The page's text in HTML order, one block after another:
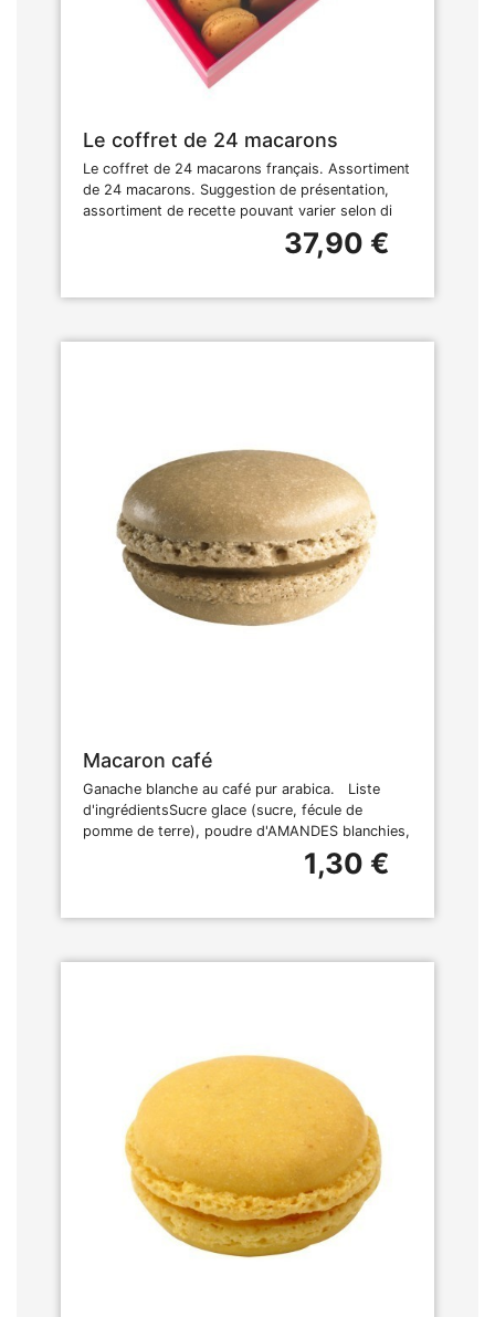
Le coffret de 24 macarons
Le coffret de 24 macarons français. Assortiment
de 24 macarons. Suggestion de présentation,
assortiment de recette pouvant varier selon di
37,90 €
Macaron café
Ganache blanche au café pur arabica. Liste
d'ingrédientsSucre glace (sucre, fécule de
pomme de terre), poudre d'AMANDES blanchies,
1,30 €